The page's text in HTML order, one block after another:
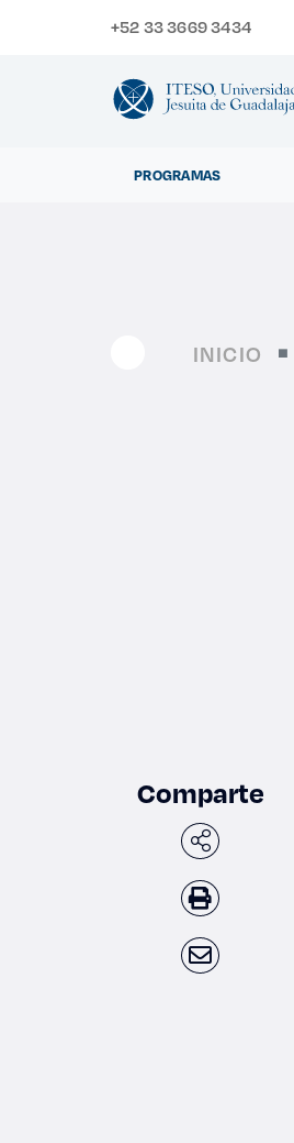
+52 33 3669 3434
PROGRAMAS
INICIO
Comparte